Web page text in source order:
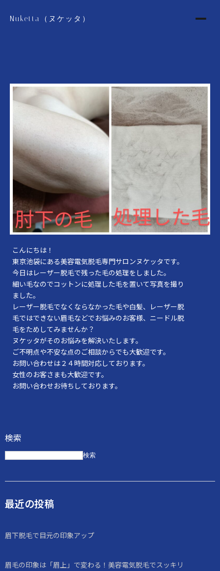
Nuketta（ヌケッタ）
こんにちは！
東京池袋にある美容電気脱毛専門サロンヌケッタです。
今日はレーザー脱毛で残った毛の処理をしました。
細い毛なのでコットンに処理した毛を置いて写真を撮り
ました。
レーザー脱毛でなくならなかった毛や白髪、レーザー脱
毛ではできない眉毛などでお悩みのお客様、ニードル脱
毛をためしてみませんか？
ヌケッタがそのお悩みを解決いたします。
ご不明点や不安な点のご相談からでも大歓迎です。
お問い合わせは２４時間対応しております。
女性のお客さまも大歓迎です。
お問い合わせお待ちしております。
検索
検索
最近の投稿
眉下脱毛で目元の印象アップ
眉毛の印象は「眉上」で変わる！美容電気脱毛でスッキリ